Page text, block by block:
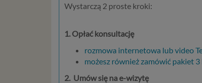
Wystarczą 2 proste kroki:
1. Opłać konsultację
rozmowa internetowa lub video
możesz również zamówić pakiet
2. Umów się na e-wizytę